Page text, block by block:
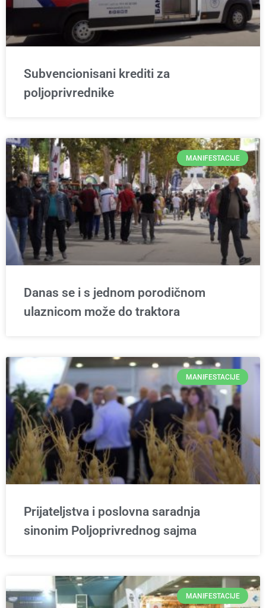
Subvencionisani krediti za
poljoprivrednike
MANIFESTACIJE
Danas se i s jednom porodičnom
ulaznicom može do traktora
MANIFESTACIJE
Prijateljstva i poslovna saradnja
sinonim Poljoprivrednog sajma
MANIFESTACIJE